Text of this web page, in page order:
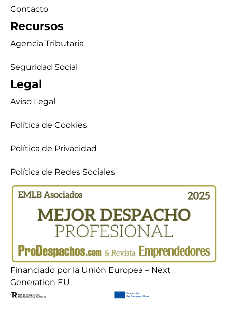
Contacto
Recursos
Agencia Tributaria
Seguridad Social
Legal
Aviso Legal
Política de Cookies
Política de Privacidad
Política de Redes Sociales
Financiado por la Unión Europea – Next
Generation EU